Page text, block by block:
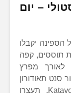
– יום
בשעה 9 בבוקר. על הספינה יקבלו
תוססים, קפה
לאורך מפרץ
סנט תאודורון
(St. Theodoron lighthouse) ו-Katavothres. תעצרו